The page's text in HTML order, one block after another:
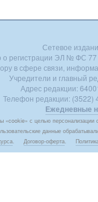
Сетевое
о регистрации ЭЛ № ФС
в сфере связи,
Учредители и главный
Адрес редакции:
Телефон редакции: (3522)
Ежедневные
«cookie» с целью
данные
. Договор-оферта.